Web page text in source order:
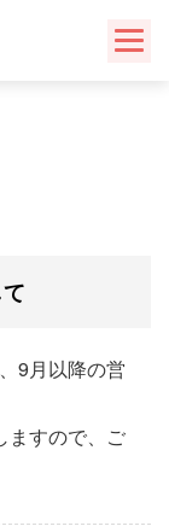
9月以降の営
ますので、ご